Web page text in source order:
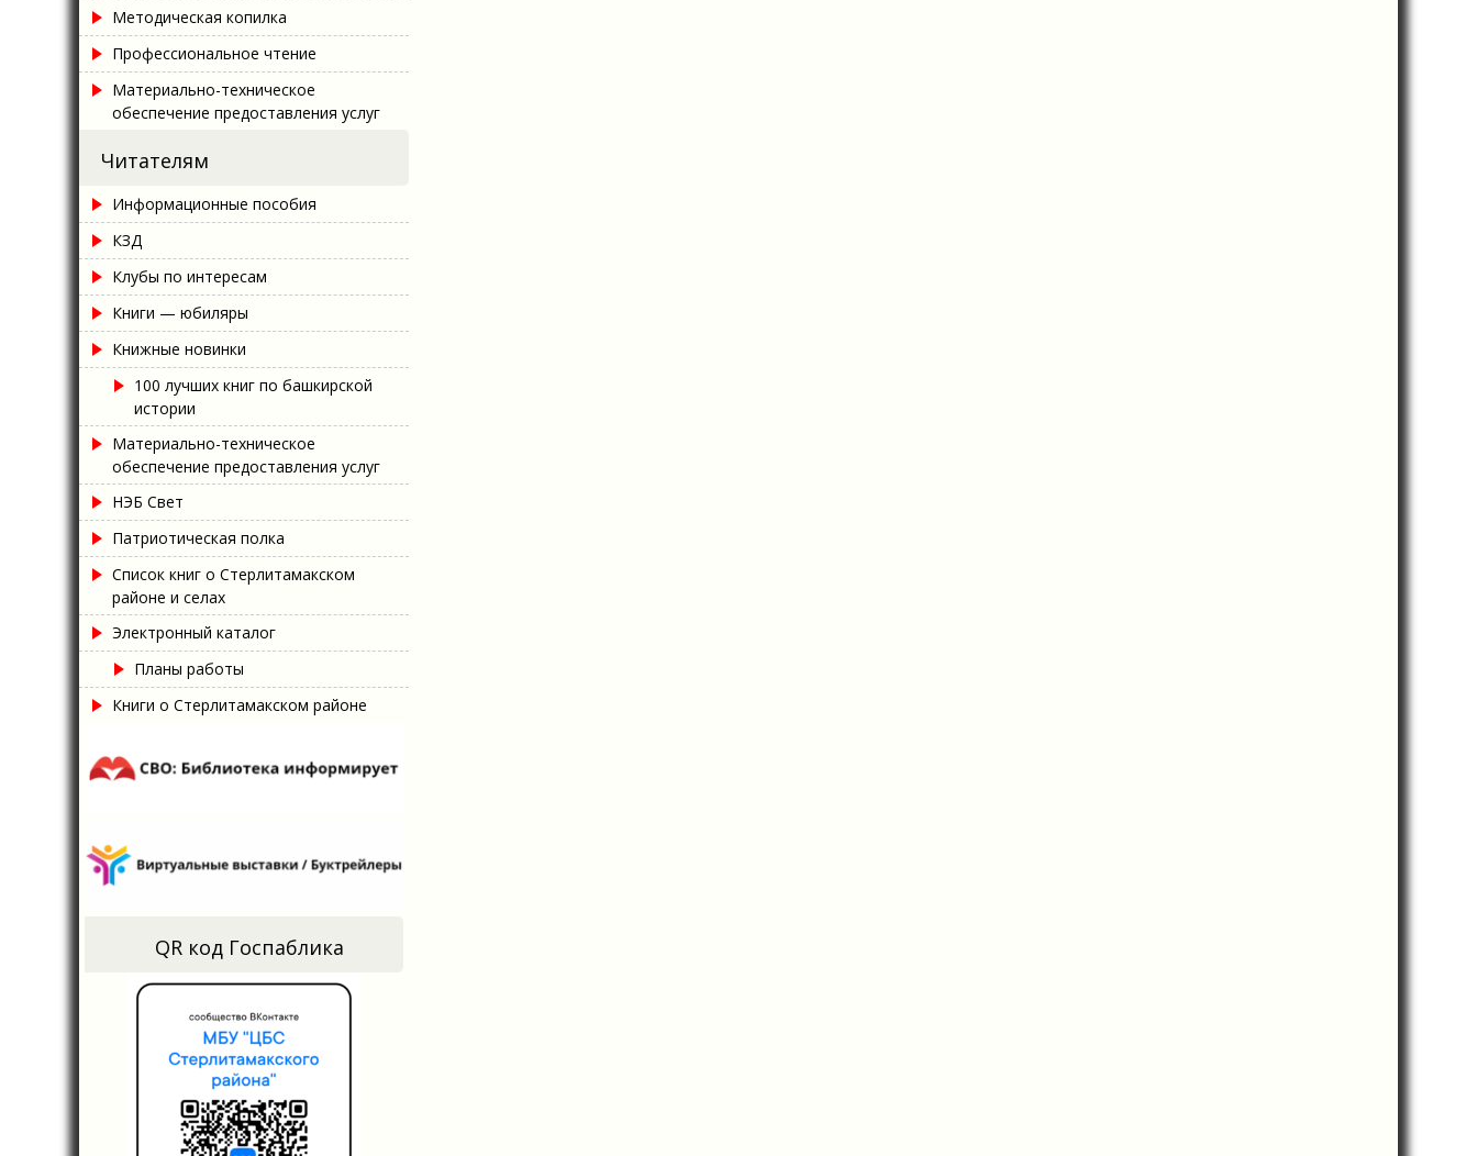
Методическая копилка
Профессиональное чтение
Материально-техническое
обеспечение предоставления услуг
Читателям
Информационные пособия
КЗД
Клубы по интересам
Книги — юбиляры
Книжные новинки
100 лучших книг по башкирской
истории
Материально-техническое
обеспечение предоставления услуг
НЭБ Свет
Патриотическая полка
Список книг о Стерлитамакском
районе и селах
Электронный каталог
Планы работы
Книги о Стерлитамакском районе
QR код Госпаблика